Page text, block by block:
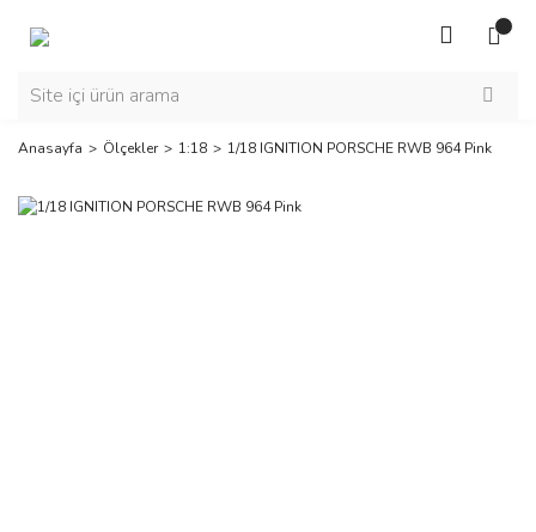
Anasayfa Ölçekler 1:18 1/18 IGNITION PORSCHE RWB 964 Pink